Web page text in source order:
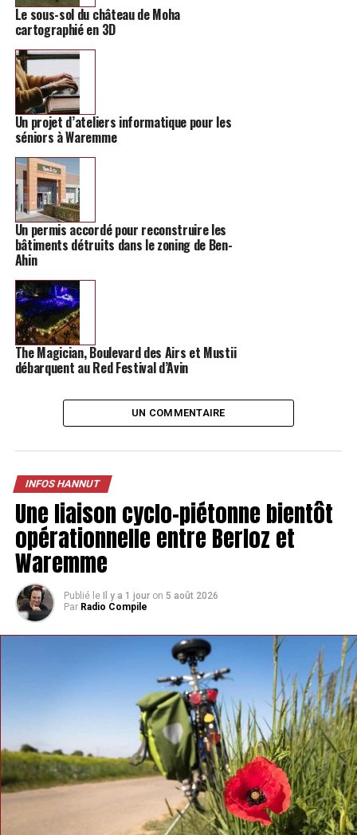
lieu cet événement. « C’est un festival familial à taille
humaine, ouvert à tous, c’est ce qui explique son succès
« , estime aussi Philippe Bérot.
famille pour son offre pléthorique, ils viennent assister
aux spectacles, car nous proposons des animations pour
enfants, et une grande variété de musiques : du folk, de la
pop, en passant par le rock« , s’enthousiasme-t-il
ensuite.
Un lieu bien étudié
Le festival Les Granges, c’est avant tout un lieu
intimiste, bucolique, avec des poutres apparentes et de
vieux instruments de ferme, ce qui peut générer une
proximité entre les festivaliers, mais aussi entre les
artistes et les festivaliers. Un bois mis en musique et en
ambiance, éclairé par des lampions.» L’acoustique du
lieu, la décoration envoûtante d’une grange et la
proximité entre le public et les artistes fait de cet
événement un moment particulièrement apprécié aussi
Le sous-sol du château de Moha
cartographié en 3D
Un projet d’ateliers informatique pour les
séniors à Waremme
Un permis accordé pour reconstruire les
bâtiments détruits dans le zoning de Ben-
Ahin
The Magician, Boulevard des Airs et Mustii
débarquent au Red Festival d’Avin
UN COMMENTAIRE
INFOS HANNUT
Une liaison cyclo-piétonne bientôt
opérationnelle entre Berloz et
Waremme
Publié le Il y a 1 jour on 5 août 2026
Par Radio Compile